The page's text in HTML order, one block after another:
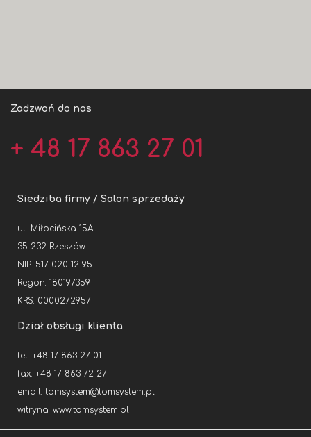
Zadzwoń do nas
+ 48 17 863 27 01
Siedziba firmy / Salon sprzedaży
ul. Miłocińska 15A
35-232 Rzeszów
NIP: 517 020 12 95
Regon: 180197359
KRS: 0000272957
Dział obsługi klienta
tel: +48 17 863 27 01
fax: +48 17 863 72 27
email: tomsystem@tomsystem.pl
witryna: www.tomsystem.pl